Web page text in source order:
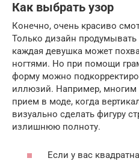
Как выбрать узор
Конечно, очень красиво
Только дизайн
каждая девушка может
ногтями. Но при помощи
форму можно
иллюзий. Например, многим
прием в моде, когда
визуально сделать фигуру
излишнюю полноту.
Если у вас